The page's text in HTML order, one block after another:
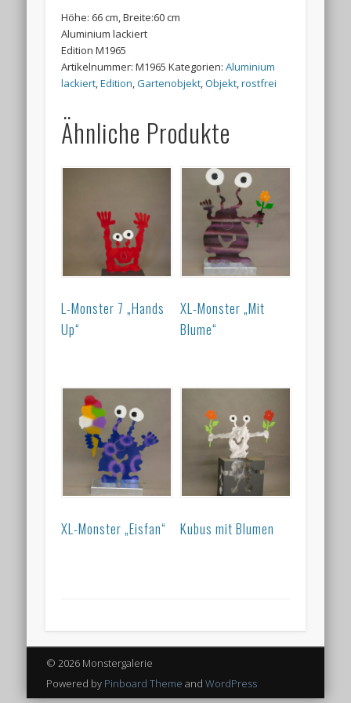
Höhe: 66 cm, Breite:60 cm
Aluminium lackiert
Edition M1965
Artikelnummer:M1965 Kategorien:Aluminium
lackiert,Edition,Gartenobjekt,Objekt,rostfrei
Ähnliche Produkte
L-Monster 7 „Hands
Up“
XL-Monster „Mit
Blume“
XL-Monster „Eisfan“ Kubus mit Blumen
© 2026 Monstergalerie
Powered by Pinboard Theme and WordPress